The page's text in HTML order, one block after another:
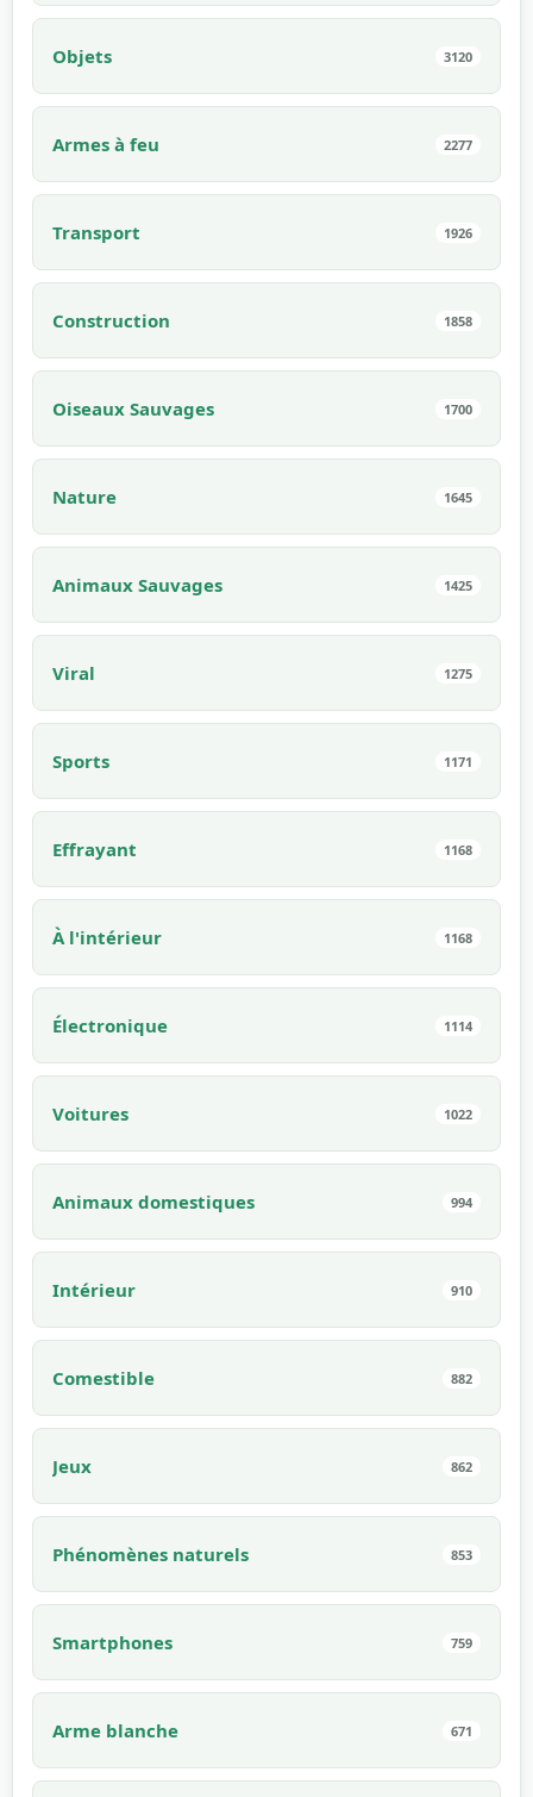
Objets 3120
Armes à feu 2277
Transport 1926
Construction 1858
Oiseaux Sauvages 1700
Nature 1645
Animaux Sauvages 1425
Viral 1275
Sports 1171
Effrayant 1168
À l'intérieur 1168
Électronique 1114
Voitures 1022
Animaux domestiques 994
Intérieur 910
Comestible 882
Jeux 862
Phénomènes naturels 853
Smartphones 759
Arme blanche 671